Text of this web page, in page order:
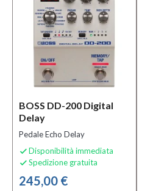
BOSS DD-200 Digital
Delay
Pedale Echo Delay
 Disponibilità immediata
 Spedizione gratuita
245,00 €